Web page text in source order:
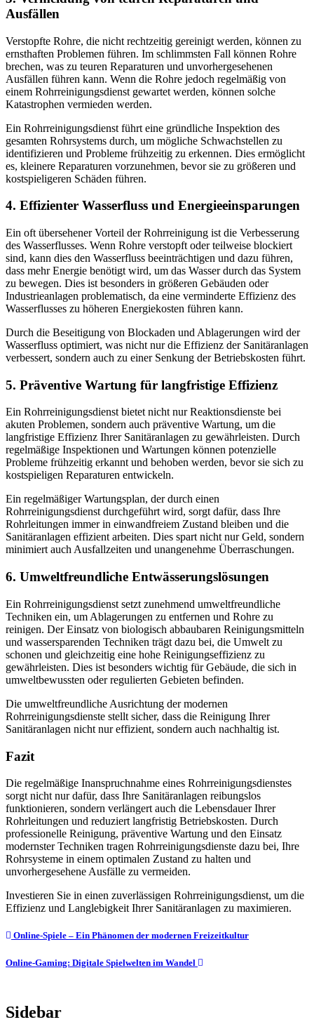
Ausfällen
Verstopfte Rohre, die nicht rechtzeitig gereinigt werden, können zu
ernsthaften Problemen führen. Im schlimmsten Fall können Rohre
brechen, was zu teuren Reparaturen und unvorhergesehenen
Ausfällen führen kann. Wenn die Rohre jedoch regelmäßig von
einem Rohrreinigungsdienst gewartet werden, können solche
Katastrophen vermieden werden.
Ein Rohrreinigungsdienst führt eine gründliche Inspektion des
gesamten Rohrsystems durch, um mögliche Schwachstellen zu
identifizieren und Probleme frühzeitig zu erkennen. Dies ermöglicht
es, kleinere Reparaturen vorzunehmen, bevor sie zu größeren und
kostspieligeren Schäden führen.
4. Effizienter Wasserfluss und Energieeinsparungen
Ein oft übersehener Vorteil der Rohrreinigung ist die Verbesserung
des Wasserflusses. Wenn Rohre verstopft oder teilweise blockiert
sind, kann dies den Wasserfluss beeinträchtigen und dazu führen,
dass mehr Energie benötigt wird, um das Wasser durch das System
zu bewegen. Dies ist besonders in größeren Gebäuden oder
Industrieanlagen problematisch, da eine verminderte Effizienz des
Wasserflusses zu höheren Energiekosten führen kann.
Durch die Beseitigung von Blockaden und Ablagerungen wird der
Wasserfluss optimiert, was nicht nur die Effizienz der Sanitäranlagen
verbessert, sondern auch zu einer Senkung der Betriebskosten führt.
5. Präventive Wartung für langfristige Effizienz
Ein Rohrreinigungsdienst bietet nicht nur Reaktionsdienste bei
akuten Problemen, sondern auch präventive Wartung, um die
langfristige Effizienz Ihrer Sanitäranlagen zu gewährleisten. Durch
regelmäßige Inspektionen und Wartungen können potenzielle
Probleme frühzeitig erkannt und behoben werden, bevor sie sich zu
kostspieligen Reparaturen entwickeln.
Ein regelmäßiger Wartungsplan, der durch einen
Rohrreinigungsdienst durchgeführt wird, sorgt dafür, dass Ihre
Rohrleitungen immer in einwandfreiem Zustand bleiben und die
Sanitäranlagen effizient arbeiten. Dies spart nicht nur Geld, sondern
minimiert auch Ausfallzeiten und unangenehme Überraschungen.
6. Umweltfreundliche Entwässerungslösungen
Ein Rohrreinigungsdienst setzt zunehmend umweltfreundliche
Techniken ein, um Ablagerungen zu entfernen und Rohre zu
reinigen. Der Einsatz von biologisch abbaubaren Reinigungsmitteln
und wassersparenden Techniken trägt dazu bei, die Umwelt zu
schonen und gleichzeitig eine hohe Reinigungseffizienz zu
gewährleisten. Dies ist besonders wichtig für Gebäude, die sich in
umweltbewussten oder regulierten Gebieten befinden.
Die umweltfreundliche Ausrichtung der modernen
Rohrreinigungsdienste stellt sicher, dass die Reinigung Ihrer
Sanitäranlagen nicht nur effizient, sondern auch nachhaltig ist.
Fazit
Die regelmäßige Inanspruchnahme eines Rohrreinigungsdienstes
sorgt nicht nur dafür, dass Ihre Sanitäranlagen reibungslos
funktionieren, sondern verlängert auch die Lebensdauer Ihrer
Rohrleitungen und reduziert langfristig Betriebskosten. Durch
professionelle Reinigung, präventive Wartung und den Einsatz
modernster Techniken tragen Rohrreinigungsdienste dazu bei, Ihre
Rohrsysteme in einem optimalen Zustand zu halten und
unvorhergesehene Ausfälle zu vermeiden.
Investieren Sie in einen zuverlässigen Rohrreinigungsdienst, um die
Effizienz und Langlebigkeit Ihrer Sanitäranlagen zu maximieren.
Post
navigation
Online-Spiele – Ein Phänomen der modernen Freizeitkultur
Online-Gaming: Digitale Spielwelten im Wandel
Sidebar